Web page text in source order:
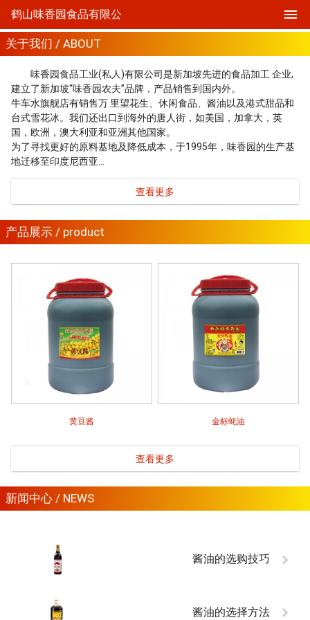
鹤山味香园食品有限公
关于我们 / ABOUT
味香园食品工业(私人)有限公司是新加坡先进的食品加工 企业,
建立了新加坡“味香园农夫”品牌，产品销售到国内外。
牛车水旗舰店有销售万 里望花生、休闲食品、酱油以及港式甜品和
台式雪花冰。我们还出口到海外的唐人街，如美国，加拿大，英
国，欧洲，澳大利亚和亚洲其他国家。
为了寻找更好的原料基地及降低成本，于1995年，味香园的生产基
地迁移至印度尼西亚…
查看更多
产品展示 / product
黄豆酱 金标蚝油
查看更多
新闻中心 / NEWS
酱油的选购技巧
酱油的选择方法